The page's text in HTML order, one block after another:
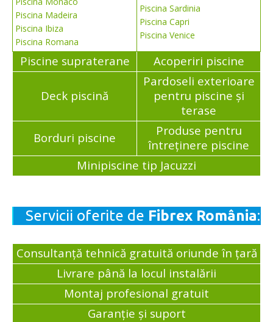
Piscina Madeira
Piscina Ibiza
Piscina Romana
Piscina Sardinia
Piscina Capri
Piscina Venice
Piscine supraterane Acoperiri piscine
Deck piscină
Pardoseli exterioare
pentru piscine și
terase
Borduri piscine
Produse pentru
întreținere piscine
Minipiscine tip Jacuzzi
Servicii oferite de Fibrex România:
Consultanță tehnică gratuită oriunde în țară
Livrare până la locul instalării
Montaj profesional gratuit
Garanție și suport